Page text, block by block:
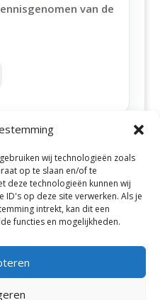
wij technologieën zoals
op te slaan en/of te
deze technologieën kunnen wij
ID's op deze site verwerken. Als je
intrekt, kan dit een
functies en mogelijkheden.
van de